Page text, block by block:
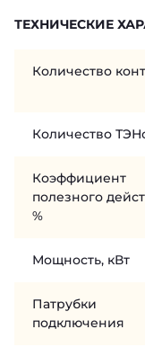
ТЕХНИЧЕСКИЕ
Количество
Количество
Коэффициент
полезного
%
Мощность, кВт
Патрубки
подключения